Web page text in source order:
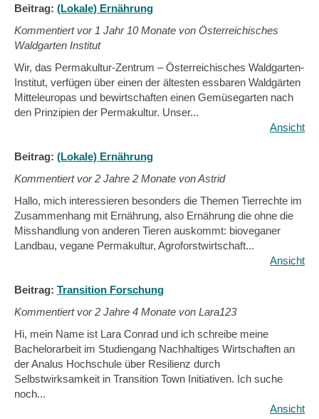
Beitrag: (Lokale) Ernährung
Kommentiert vor 1 Jahr 10 Monate von Österreichisches
Waldgarten Institut
Wir, das Permakultur-Zentrum – Österreichisches Waldgarten-
Institut, verfügen über einen der ältesten essbaren Waldgärten
Mitteleuropas und bewirtschaften einen Gemüsegarten nach
den Prinzipien der Permakultur. Unser...
Ansicht
Beitrag: (Lokale) Ernährung
Kommentiert vor2 Jahre 2 Monate von Astrid
Hallo, mich interessieren besonders die Themen Tierrechte im
Zusammenhang mit Ernährung, also Ernährung die ohne die
Misshandlung von anderen Tieren auskommt: bioveganer
Landbau, vegane Permakultur, Agroforstwirtschaft...
Ansicht
Beitrag: Transition Forschung
Kommentiert vor2 Jahre 4 Monate von Lara123
Hi, mein Name ist Lara Conrad und ich schreibe meine
Bachelorarbeit im Studiengang Nachhaltiges Wirtschaften an
der Analus Hochschule über Resilienz durch
Selbstwirksamkeit in Transition Town Initiativen. Ich suche
noch...
Ansicht